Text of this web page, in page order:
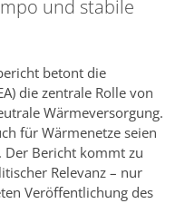
und stabile
betont die
die zentrale Rolle von
Wärmeversorgung.
für Wärmenetze seien
Der Bericht kommt zu
Relevanz – nur
Veröffentlichung des